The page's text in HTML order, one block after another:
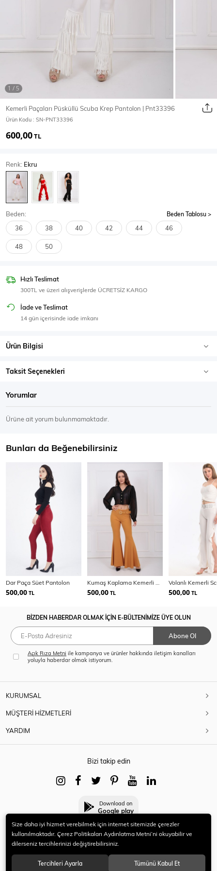
Ceket Yağmurluk
T-Shirt
Body
SPOR GİYİM
Eşofman Üstü
Kemerli Paçaları Püsküllü Scuba Krep Pantolon | Pnt33396
Ürün Kodu : SN-PNT33396
600,00TL
Renk: Ekru
Beden: Beden Tablosu
36 38 40 42 44 46
48 50
Hızlı Teslimat
300TL ve üzeri alışverişlerde ÜCRETSİZ KARGO
İade ve Teslimat
14 gün içerisinde iade imkanı
Ürün Bilgisi
Taksit Seçenekleri
Yorumlar
Ürüne ait yorum bulunmamaktadır.
Bunları da Beğenebilirsiniz
Dar Paça Süet Pantolon
500,00 TL 500,00 TL 500,00 TL
BİZDEN HABERDAR OLMAK İÇİN E-BÜLTENİMİZE ÜYE OLUN
Abone Ol
Açık Rıza Metni ile kampanya ve ürünler hakkında iletişim kanalları
yoluyla haberdar olmak istiyorum.
KURUMSAL
MÜŞTERİ HİZMETLERİ
YARDIM
Bizi takip edin
Download on
Google play
© 2021 HERYENİ. Tüm hakları saklıdır.
Size daha iyi hizmet verebilmek için internet sitemizde çerezler
kullanılmaktadır. Çerez Politikaları Aydınlatma Metni’ni okuyabilir ve
dilerseniz tercihlerinizi değiştirebilirsiniz.
Tercihleri Ayarla Tümünü Kabul Et